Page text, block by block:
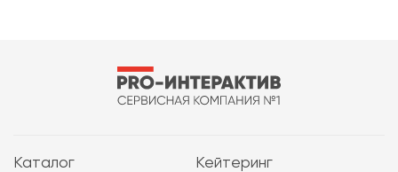
Каталог
Кейтеринг